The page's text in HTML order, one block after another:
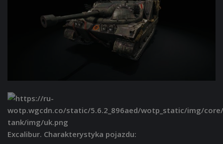
Excalibur. Charakterystyka pojazdu: